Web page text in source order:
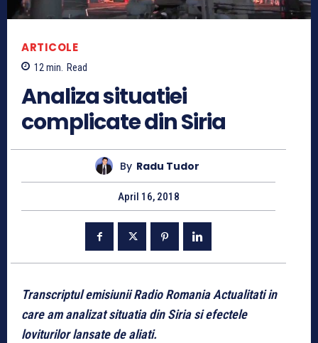
ARTICOLE
12min. Read
Analiza situatiei
complicate din Siria
By Radu Tudor
April 16, 2018
Transcriptul emisiunii Radio Romania Actualitati in
care am analizat situatia din Siria si efectele
loviturilor lansate de aliati.